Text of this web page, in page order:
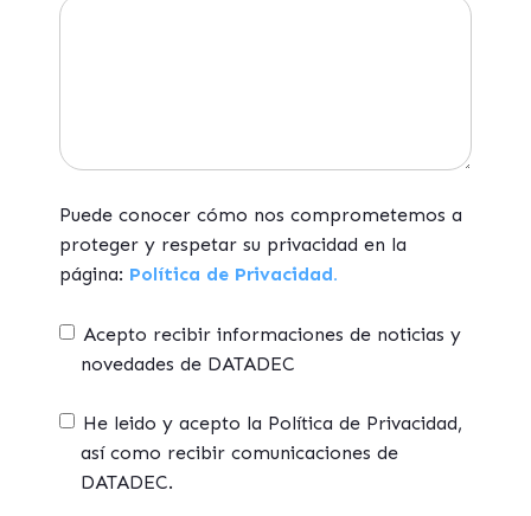
Puede conocer cómo nos comprometemos a
proteger y respetar su privacidad en la
página: Política de Privacidad.
Acepto recibir informaciones de noticias y
novedades de DATADEC
He leido y acepto la Política de Privacidad,
así como recibir comunicaciones de
DATADEC.